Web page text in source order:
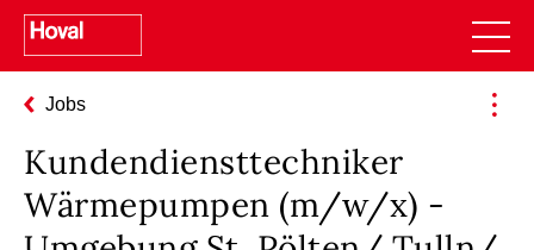
Jobs
Kundendiensttechniker
Wärmepumpen (m/w/x) -